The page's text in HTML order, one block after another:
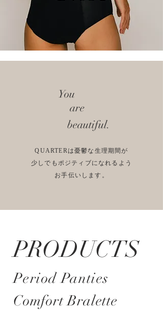
You
are
beautiful.
QUARTERは憂鬱な生理期間が
少しでもポジティブになれるよう
お手伝いします。
PRODUCTS
Period Panties
Comfort Bralette